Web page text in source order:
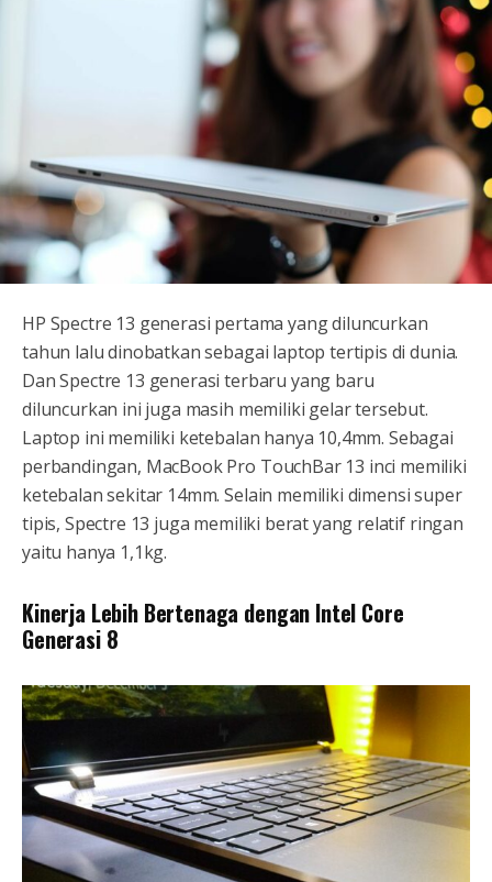
HP Spectre 13 generasi pertama yang diluncurkan
tahun lalu dinobatkan sebagai laptop tertipis di dunia.
Dan Spectre 13 generasi terbaru yang baru
diluncurkan ini juga masih memiliki gelar tersebut.
Laptop ini memiliki ketebalan hanya 10,4mm. Sebagai
perbandingan, MacBook Pro TouchBar 13 inci memiliki
ketebalan sekitar 14mm. Selain memiliki dimensi super
tipis, Spectre 13 juga memiliki berat yang relatif ringan
yaitu hanya 1,1kg.
Kinerja Lebih Bertenaga dengan Intel Core
Generasi 8